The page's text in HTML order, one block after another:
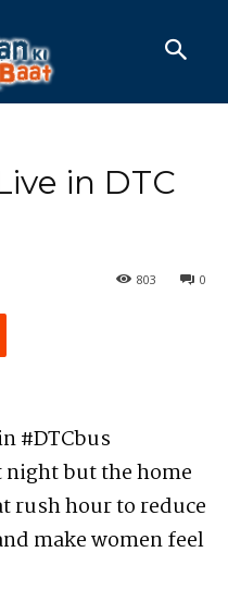
in DTC
0
803
#DTCbus
night but the home
rush hour to reduce
make women feel